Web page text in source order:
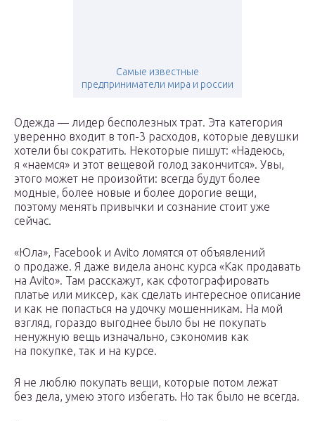
Самые известные
предприниматели мира и россии
Одежда — лидер бесполезных трат. Эта категория
уверенно входит в топ-3 расходов, которые девушки
хотели бы сократить. Некоторые пишут: «Надеюсь,
я «наемся» и этот вещевой голод закончится». Увы,
этого может не произойти: всегда будут более
модные, более новые и более дорогие вещи,
поэтому менять привычки и сознание стоит уже
сейчас.
«Юла», Facebook и Avito ломятся от объявлений
о продаже. Я даже видела анонс курса «Как продавать
на Avito». Там расскажут, как сфотографировать
платье или миксер, как сделать интересное описание
и как не попасться на удочку мошенникам. На мой
взгляд, гораздо выгоднее было бы не покупать
ненужную вещь изначально, сэкономив как
на покупке, так и на курсе.
Я не люблю покупать вещи, которые потом лежат
без дела, умею этого избегать. Но так было не всегда.